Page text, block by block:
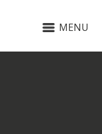
MENU